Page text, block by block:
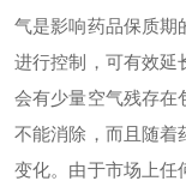
气是影响药品保质期
进行控制，可有效延
会有少量空气残存在
不能消除，而且随着
变化。由于市场上任